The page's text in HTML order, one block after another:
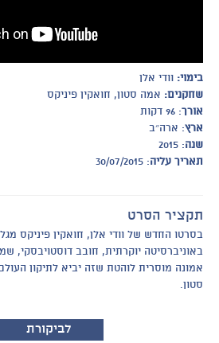
בימוי: וודי אלן
שחקנים: אמה סטון, חואקין פיניקס
אורך: 96 דקות
ארץ: ארה״ב
שנה: 2015
תאריך עליה: 30/07/2015
תקציר הסרט
בסרטו החדש של וודי אלן, חואקין פיניקס
באוניברסיטה יוקרתית, חובב דוסטויבסקי,
אמונה מוסרית לוהטת שזה יביא לתיקון
סטון.
לביקורת